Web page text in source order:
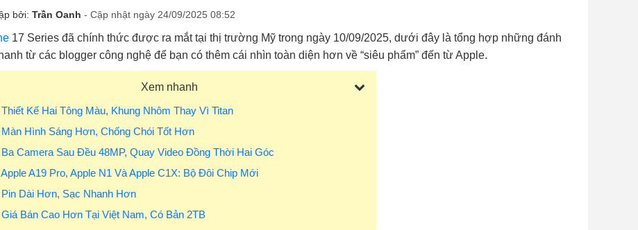
bởi: Trần Oanh - Cập nhật ngày 24/09/2025 08:52
17 Series đã chính thức được ra mắt tại thị trường Mỹ trong ngày 10/09/2025, dưới đây là tổng hợp những đánh
từ các blogger công nghệ để bạn có thêm cái nhìn toàn diện hơn về “siêu phẩm” đến từ Apple.
Xem nhanh
Thiết Kế Hai Tông Màu, Khung Nhôm Thay Vì Titan
Màn Hình Sáng Hơn, Chống Chói Tốt Hơn
Ba Camera Sau Đều 48MP, Quay Video Đồng Thời Hai Góc
A19 Pro, Apple N1 Và Apple C1X: Bộ Đôi Chip Mới
Pin Dài Hơn, Sạc Nhanh Hơn
Giá Bán Cao Hơn Tại Việt Nam, Có Bản 2TB